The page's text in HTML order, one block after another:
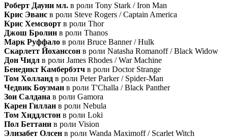
Роберт Дауни мл. в роли Tony Stark / Iron Man
Крис Эванс в роли Steve Rogers / Captain America
Крис Хемсворт в роли Thor
Джош Бролин в роли Thanos
Марк Руффало в роли Bruce Banner / Hulk
Скарлетт Йоханссон в роли Natasha Romanoff / Black Widow
Дон Чидл в роли James Rhodes / War Machine
Бенедикт Камбербэтч в роли Doctor Strange
Том Холланд в роли Peter Parker / Spider-Man
Чедвик Боузман в роли T'Challa / Black Panther
Зои Салдана в роли Gamora
Карен Гиллан в роли Nebula
Том Хиддлстон в роли Loki
Пол Беттани в роли Vision
Элизабет Олсен в роли Wanda Maximoff / Scarlet Witch